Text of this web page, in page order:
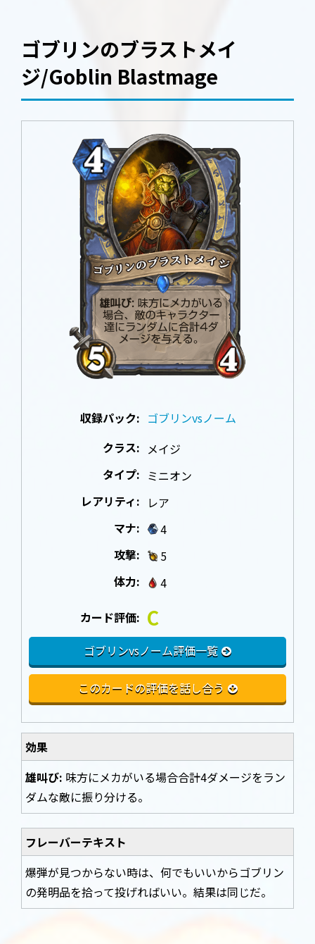
ゴブリンのブラストメイ
ジ/Goblin Blastmage
収録パック: ゴブリンvsノーム
クラス: メイジ
タイプ: ミニオン
レアリティ: レア
マナ:
4
攻撃:
5
体力:
4
カード評価: C
ゴブリンvsノーム評価一覧
このカードの評価を話し合う
効果
雄叫び: 味方にメカがいる場合合計4ダメージをラン
ダムな敵に振り分ける。
フレーバーテキスト
爆弾が見つからない時は、何でもいいからゴブリン
の発明品を拾って投げればいい。結果は同じだ。